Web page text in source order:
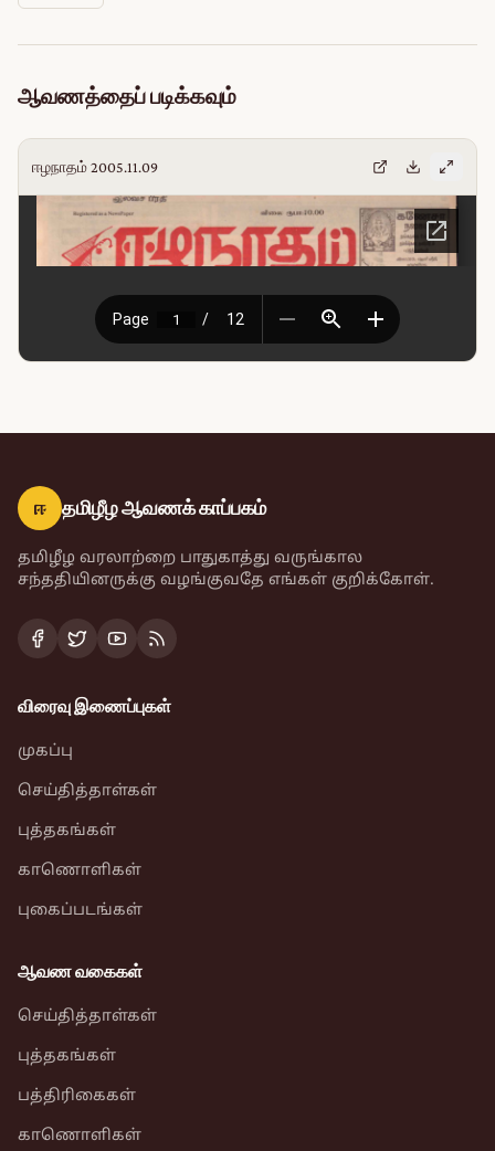
ஆவணத்தைப் படிக்கவும்
ஈழநாதம் 2005.11.09
ஈ தமிழீழ ஆவணக் காப்பகம்
தமிழீழ வரலாற்றை பாதுகாத்து வருங்கால
சந்ததியினருக்கு வழங்குவதே எங்கள் குறிக்கோள்.
விரைவு இணைப்புகள்
முகப்பு
செய்தித்தாள்கள்
புத்தகங்கள்
காணொளிகள்
புகைப்படங்கள்
ஆவண வகைகள்
செய்தித்தாள்கள்
புத்தகங்கள்
பத்திரிகைகள்
காணொளிகள்